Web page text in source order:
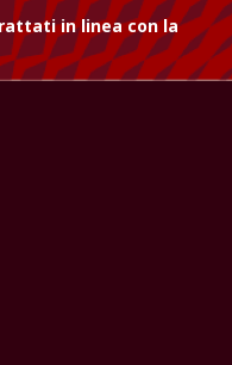
in linea con la